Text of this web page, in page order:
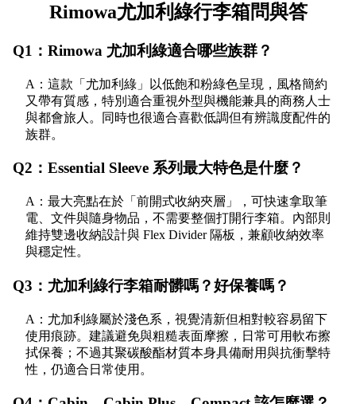
Rimowa尤加利綠行李箱問與答
Q1：Rimowa 尤加利綠適合哪些族群？
A：這款「尤加利綠」以低飽和粉綠色呈現，風格簡約
又帶有質感，特別適合重視外型與機能兼具的商務人士
與都會旅人。同時也很適合喜歡低調但有辨識度配件的
族群。
Q2：Essential Sleeve 系列最大特色是什麼？
A：最大亮點在於「前開式收納夾層」，可快速拿取筆
電、文件與隨身物品，不需要整個打開行李箱。內部則
維持雙邊收納設計與 Flex Divider 隔板，兼顧收納效率
與穩定性。
Q3：尤加利綠行李箱耐髒嗎？好保養嗎？
A：尤加利綠屬於淺色系，視覺清新但相對較容易留下
使用痕跡。建議避免與粗糙表面摩擦，日常可用軟布擦
拭保養；不過其聚碳酸酯材質本身具備耐用與抗衝擊特
性，仍適合日常使用。